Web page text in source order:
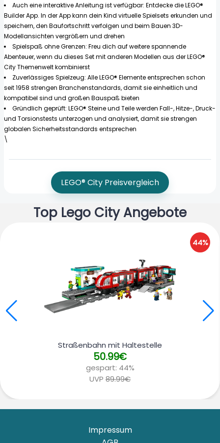
Auch eine interaktive Anleitung ist verfügbar: Entdecke die LEGO®
Builder App. In der App kann dein Kind virtuelle Spielsets erkunden und
speichern, den Baufortschritt verfolgen und beim Bauen 3D-
Modellansichten vergrößern und drehen
Spielspaß ohne Grenzen: Freu dich auf weitere spannende
Abenteuer, wenn du dieses Set mit anderen Modellen aus der LEGO®
City Themenwelt kombinierst
Zuverlässiges Spielzeug: Alle LEGO® Elemente entsprechen schon
seit 1958 strengen Branchenstandards, damit sie einheitlich und
kompatibel sind und großen Bauspaß bieten
Gründlich geprüft: LEGO® Steine und Teile werden Fall-, Hitze-, Druck-
und Torsionstests unterzogen und analysiert, damit sie strengen
globalen Sicherheitsstandards entsprechen
\
LEGO® City Preisvergleich
Top Lego City Angebote
44%
Straßenbahn mit Haltestelle
50.99€
gespart: 44%
UVP 89.99€
Impressum